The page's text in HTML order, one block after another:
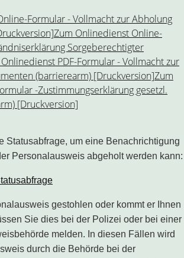
Formular - Vollmacht zur Abholung
Zum Onlinedienst Online-
Sorgeberechtigter
PDF-Formular - Vollmacht zur
(barrierearm) [Druckversion]Zum
-Zustimmungserklärung gesetzl.
[Druckversion]
Statusabfrage, um eine Benachrichtigung
Personalausweis abgeholt werden kann:
gestohlen oder kommt er Ihnen
Sie dies bei der Polizei oder bei einer
melden. In diesen Fällen wird
durch die Behörde bei der